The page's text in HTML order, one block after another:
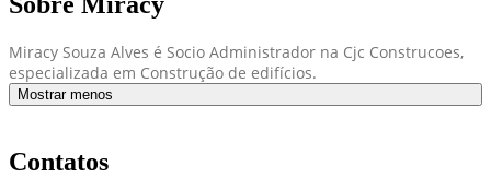
Miracy Souza Alves é Socio Administrador na Cjc Construcoes,
especializada em Construção de edifícios.
Mostrar menos
Contatos